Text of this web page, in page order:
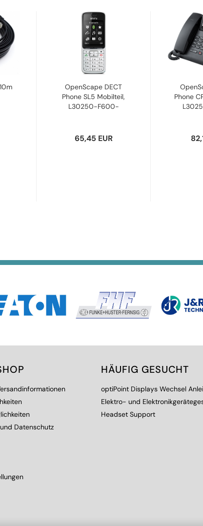
OpenScape DECT
Phone SL5 Mobilteil,
L30250-F600-
65,45 EUR
Phone
Datenschutz
HÄUFIG GESUCHT
optiPoint Displays Wechsel
Elektro- und
Headset Support